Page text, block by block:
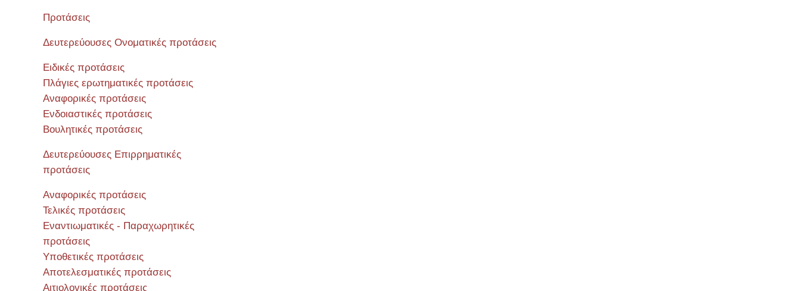
Προτάσεις
Δευτερεύουσες Ονοματικές προτάσεις
Ειδικές προτάσεις
Πλάγιες ερωτηματικές προτάσεις
Αναφορικές προτάσεις
Ενδοιαστικές προτάσεις
Βουλητικές προτάσεις
Δευτερεύουσες Επιρρηματικές
προτάσεις
Αναφορικές προτάσεις
Τελικές προτάσεις
Εναντιωματικές - Παραχωρητικές
προτάσεις
Υποθετικές προτάσεις
Αποτελεσματικές προτάσεις
Αιτιολογικές προτάσεις